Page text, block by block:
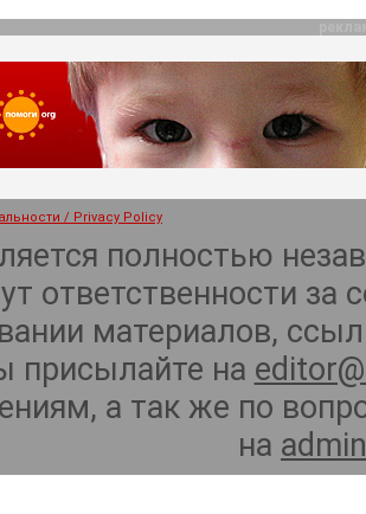
/ Privacy Policy
полностью
ответственности
материалов,
присылайте на
а так же по
на